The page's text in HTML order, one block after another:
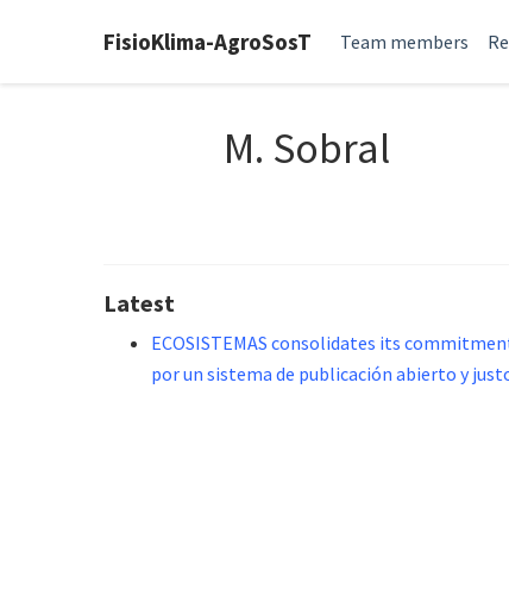
FisioKlima-AgroSosT Team members
M. Sobral
Latest
ECOSISTEMAS consolidates its
por un sistema de publicación abierto y